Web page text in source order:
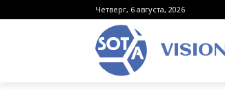
Четверг, 6 августа, 2026
VISION